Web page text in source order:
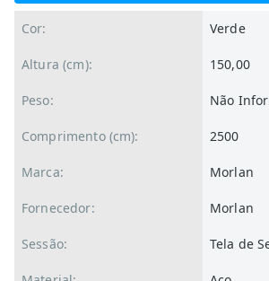
Cor: Verde
Altura (cm): 150,00
Peso: Não
Comprimento (cm): 2500
Marca: Morlan
Fornecedor: Morlan
Sessão: Tela de